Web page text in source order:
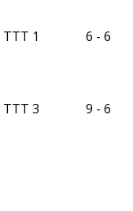
TTT 1 6 - 6
TTT 3 9 - 6